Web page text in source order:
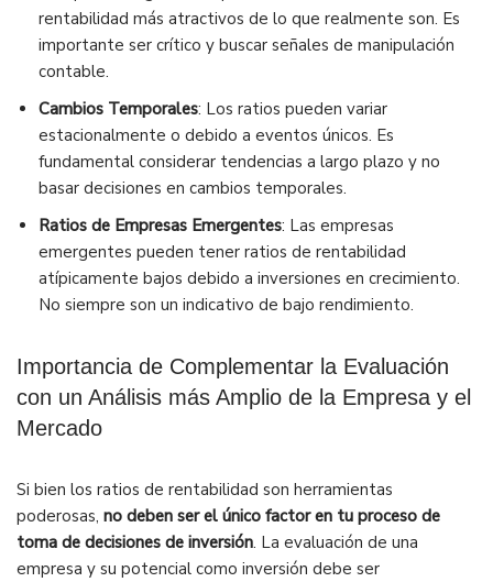
rentabilidad más atractivos de lo que realmente son. Es
importante ser crítico y buscar señales de manipulación
contable.
Cambios Temporales: Los ratios pueden variar
estacionalmente o debido a eventos únicos. Es
fundamental considerar tendencias a largo plazo y no
basar decisiones en cambios temporales.
Ratios de Empresas Emergentes: Las empresas
emergentes pueden tener ratios de rentabilidad
atípicamente bajos debido a inversiones en crecimiento.
No siempre son un indicativo de bajo rendimiento.
Importancia de Complementar la Evaluación
con un Análisis más Amplio de la Empresa y el
Mercado
Si bien los ratios de rentabilidad son herramientas
poderosas, no deben ser el único factor en tu proceso de
toma de decisiones de inversión. La evaluación de una
empresa y su potencial como inversión debe ser